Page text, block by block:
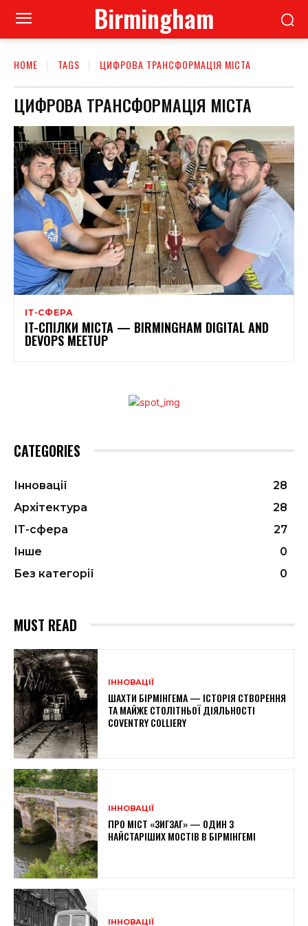
Birmingham
HOME TAGS ЦИФРОВА ТРАНСФОРМАЦІЯ МІСТА
ЦИФРОВА ТРАНСФОРМАЦІЯ МІСТА
ІТ-СФЕРА
IT-СПІЛКИ МІСТА — BIRMINGHAM DIGITAL AND
DEVOPS MEETUP
CATEGORIES
Інновації
28
Архітектура
28
ІТ-сфера
27
Інше
0
Без категорії
0
MUST READ
ІННОВАЦІЇ
ШАХТИ БІРМІНГЕМА — ІСТОРІЯ СТВОРЕННЯ
ТА МАЙЖЕ СТОЛІТНЬОЇ ДІЯЛЬНОСТІ
COVENTRY COLLIERY
ІННОВАЦІЇ
ПРО МІСТ «ЗИГЗАГ» — ОДИН З
НАЙСТАРІШИХ МОСТІВ В БІРМІНГЕМІ
ІННОВАЦІЇ